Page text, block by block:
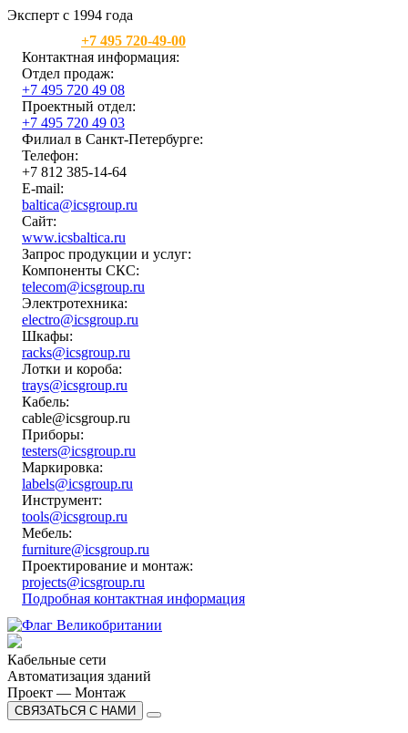
Эксперт с 1994 года
+7 495 720-49-00
Контактная информация:
Отдел продаж:
+7 495 720 49 08
Проектный отдел:
+7 495 720 49 03
Филиал в Санкт-Петербурге:
Телефон:
+7 812 385-14-64
E-mail:
baltica@icsgroup.ru
Сайт:
www.icsbaltica.ru
Запрос продукции и услуг:
Компоненты СКС:
telecom@icsgroup.ru
Электротехника:
electro@icsgroup.ru
Шкафы:
racks@icsgroup.ru
Лотки и короба:
trays@icsgroup.ru
Кабель:
cable@icsgroup.ru
Приборы:
testers@icsgroup.ru
Маркировка:
labels@icsgroup.ru
Инструмент:
tools@icsgroup.ru
Мебель:
furniture@icsgroup.ru
Проектирование и монтаж:
projects@icsgroup.ru
Подробная контактная информация
Кабельные сети
Автоматизация зданий
Проект — Монтаж
СВЯЗАТЬСЯ С НАМИ